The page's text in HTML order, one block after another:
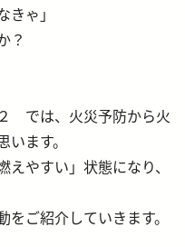
きゃ」
？
では、火災予防から火
ます。
やすい」状態になり、
ご紹介していきます。